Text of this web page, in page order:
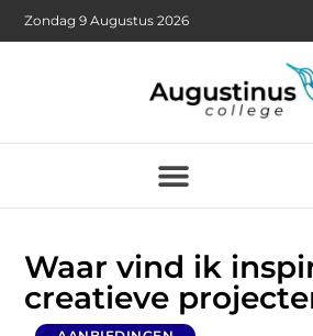
Zondag 9 Augustus 2026
Waar vind ik
creatieve